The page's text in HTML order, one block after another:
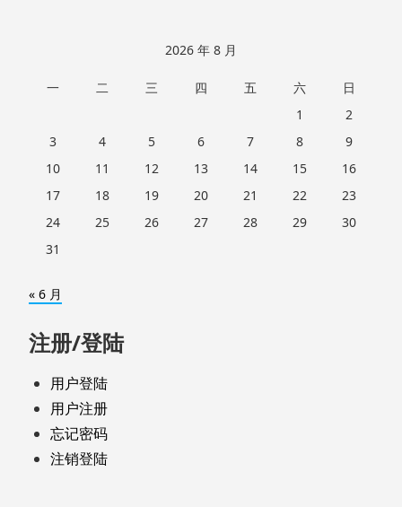
2026 年 8 月
一 二 三 四 五 六
日
1
2
3
4 5 6 7 8
9
10
11 12 13 14 15
16
17
18 19 20 21 22
23
24
25 26 27 28 29
30
31
« 6 月
注册/登陆
用户登陆
用户注册
忘记密码
注销登陆